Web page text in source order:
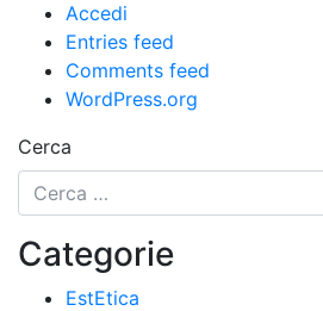
Accedi
Entries feed
Comments feed
WordPress.org
Cerca
Categorie
EstEtica